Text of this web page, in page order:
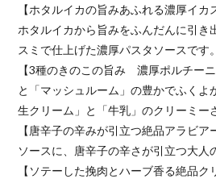
【ホタルイカの旨みあふれる濃厚イ
ホタルイカから旨みをふんだんに引き
スミで仕上げた濃厚パスタソースです。
【3種のきのこの旨み 濃厚ポルチー
と「マッシュルーム」の豊かでふくよ
生クリーム」と「牛乳」のクリーミー
【唐辛子の辛みが引立つ絶品アラビア
ソースに、唐辛子の辛さが引立つ大人
【ソテーした挽肉とハーブ香る絶品